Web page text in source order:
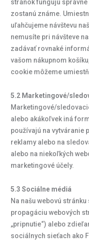
stránok fungujú
zostanú známe.
uľahčujeme návštevu
nemusíte pri návšteve
zadávať rovnaké
vašom nákupnom
cookie môžeme
5.2 Marketingové/
Marketingové/
alebo akákoľvek iná
používajú na vytváranie
reklamy alebo na
alebo na niekoľkých
marketingové účely.
5.3 Sociálne médiá
Na našu webovú
propagáciu webových
„pripnutie“) alebo
sociálnych sieťach ako